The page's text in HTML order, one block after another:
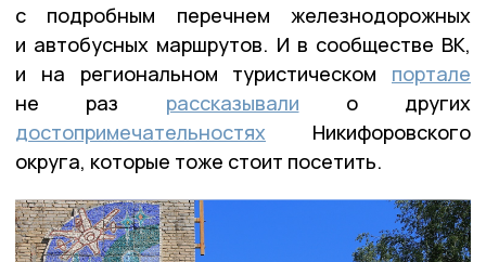
с подробным перечнем железнодорожных
и автобусных маршрутов. И в сообществе ВК,
и на региональном туристическом портале
не раз рассказывали о других
достопримечательностях Никифоровского
округа, которые тоже стоит посетить.